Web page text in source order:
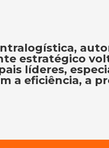
estratégico
líderes,
a eficiência, a